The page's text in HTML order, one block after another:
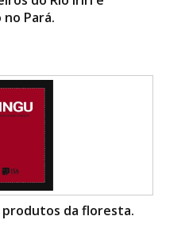
Pará.
da floresta.